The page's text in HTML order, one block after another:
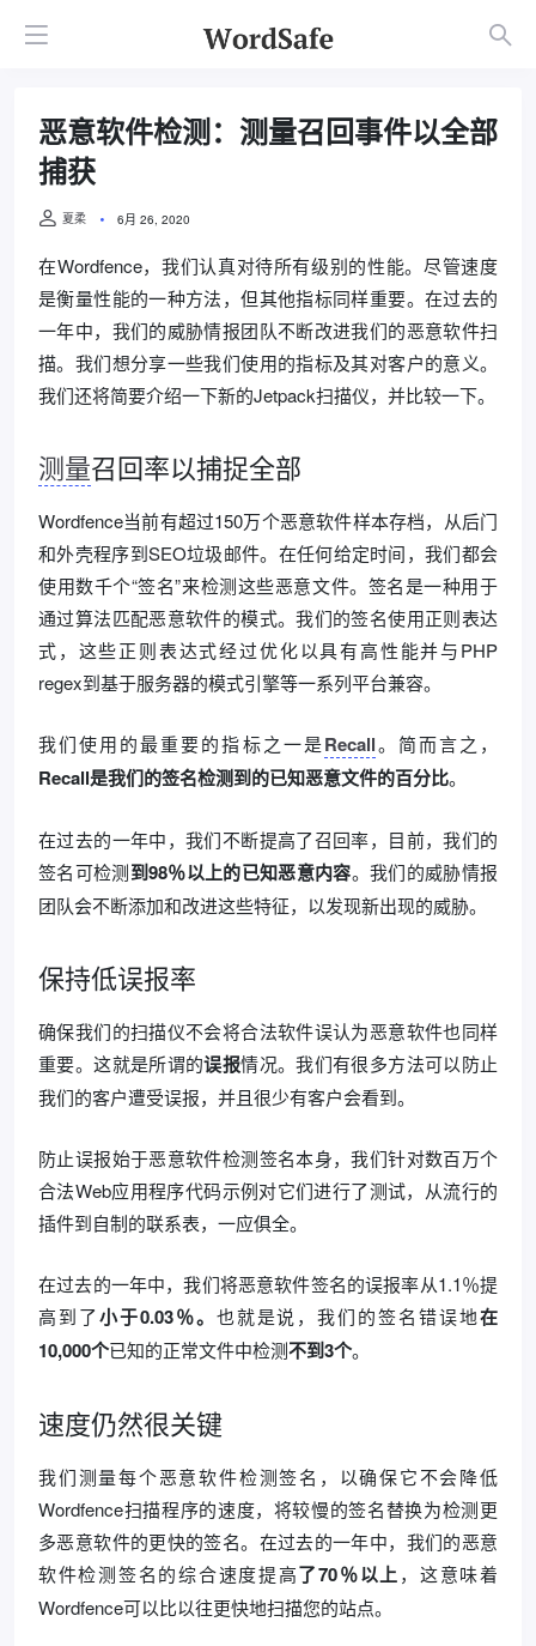
恶意软件检测：测量召回事件以全部
捕获
夏柔 6月 26, 2020
在Wordfence，我们认真对待所有级别的性能。尽管速度
是衡量性能的一种方法，但其他指标同样重要。在过去的
一年中，我们的威胁情报团队不断改进我们的恶意软件扫
描。我们想分享一些我们使用的指标及其对客户的意义。
我们还将简要介绍一下新的Jetpack扫描仪，并比较一下。
测量召回率以捕捉全部
Wordfence当前有超过150万个恶意软件样本存档，从后门
和外壳程序到SEO垃圾邮件。在任何给定时间，我们都会
使用数千个“签名”来检测这些恶意文件。签名是一种用于
通过算法匹配恶意软件的模式。我们的签名使用正则表达
式，这些正则表达式经过优化以具有高性能并与PHP
regex到基于服务器的模式引擎等一系列平台兼容。
我们使用的最重要的指标之一是Recall。简而言之，
Recall是我们的签名检测到的已知恶意文件的百分比。
在过去的一年中，我们不断提高了召回率，目前，我们的
签名可检测到98％以上的已知恶意内容。我们的威胁情报
团队会不断添加和改进这些特征，以发现新出现的威胁。
保持低误报率
确保我们的扫描仪不会将合法软件误认为恶意软件也同样
重要。这就是所谓的误报情况。我们有很多方法可以防止
我们的客户遭受误报，并且很少有客户会看到。
防止误报始于恶意软件检测签名本身，我们针对数百万个
合法Web应用程序代码示例对它们进行了测试，从流行的
插件到自制的联系表，一应俱全。
在过去的一年中，我们将恶意软件签名的误报率从1.1％提
高到了小于0.03％。 也就是说，我们的签名错误地在
10,000个已知的正常文件中检测不到3个。
速度仍然很关键
我们测量每个恶意软件检测签名，以确保它不会降低
Wordfence扫描程序的速度，将较慢的签名替换为检测更
多恶意软件的更快的签名。在过去的一年中，我们的恶意
软件检测签名的综合速度提高了70％以上，这意味着
Wordfence可以比以往更快地扫描您的站点。